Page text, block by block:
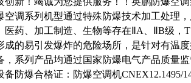
调系列机型通过特殊防爆技术加工处理，
医药、加工制造、生物等存在ⅡA、ⅡB级，
成的易引发爆炸的危险场所，是针对有温
，系列产品均通过国家防爆电气产品质量
备防爆合格证：防爆空调机CNEX12.1495/